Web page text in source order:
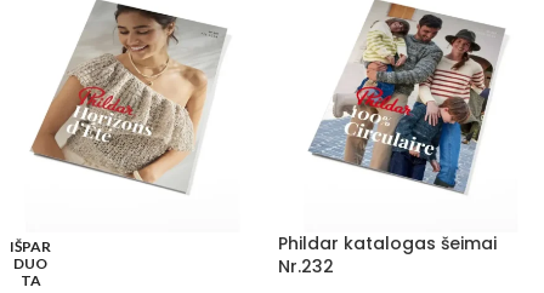
IŠPAR
DUO
TA
Phildar katalogas šeimai
Nr.232